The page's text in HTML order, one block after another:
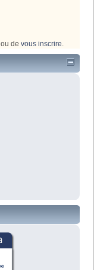
ou de vous inscrire.